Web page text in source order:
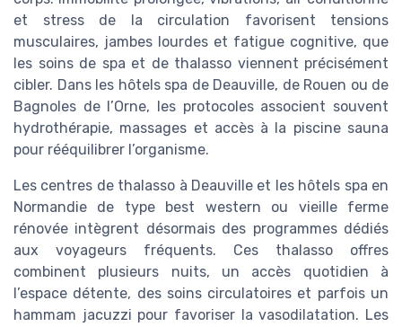
et stress de la circulation favorisent tensions
musculaires, jambes lourdes et fatigue cognitive, que
les soins de spa et de thalasso viennent précisément
cibler. Dans les hôtels spa de Deauville, de Rouen ou de
Bagnoles de l’Orne, les protocoles associent souvent
hydrothérapie, massages et accès à la piscine sauna
pour rééquilibrer l’organisme.
Les centres de thalasso à Deauville et les hôtels spa en
Normandie de type best western ou vieille ferme
rénovée intègrent désormais des programmes dédiés
aux voyageurs fréquents. Ces thalasso offres
combinent plusieurs nuits, un accès quotidien à
l’espace détente, des soins circulatoires et parfois un
hammam jacuzzi pour favoriser la vasodilatation. Les